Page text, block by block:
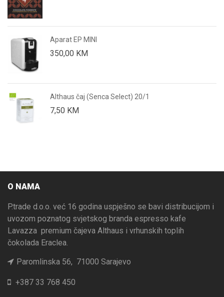
Aparat EP MINI
350,00 KM
Althaus čaj (Senca Select) 20/1
7,50 KM
O NAMA
P.trade d.o.o. već 16 godina uspješno se bavi distribucijom i
uvozom poznatog svjetskog branda espresso kafe
Lavazza premium čajeva Althaus i vrhunskih toplih
čokolada Eraclea.
Paromlinska 56, 71000 Sarajevo
+387 33 768 450